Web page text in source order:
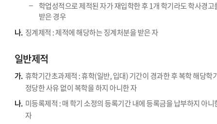
학업성적으로 제적된 자가 재입학한 후 1개 학기라도 학사경고
받은 경우
나. 징계제적 : 제적에 해당하는 징계처분을 받은 자
일반제적
가. 휴학기간초과제적 : 휴학(일반, 입대) 기간이 경과한 후 복학 해당학
정당한 사유 없이 복학을 하지 아니한 자
나. 미등록제적 : 매 학기 소정의 등록기간 내에 등록금을 납부하지 아니
자